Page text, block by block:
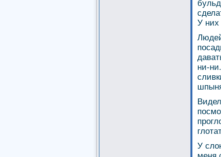
У них
ни-
У